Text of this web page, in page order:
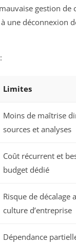
gestion de
une déconnexion
Limites
Moins de maîtrise
sources et analyses
Coût récurrent et
budget dédié
Risque de décalage
culture d’entreprise
Dépendance